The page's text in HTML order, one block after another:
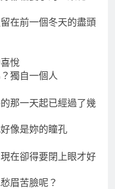
在前一個冬天的盡頭
悅
獨自一個人
那一天起已經過了幾
像是妳的瞳孔
在卻得要閉上眼才好
眉苦臉呢？